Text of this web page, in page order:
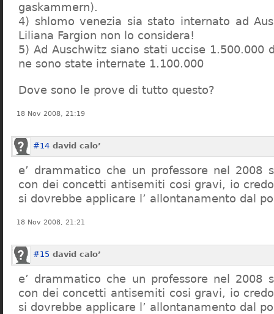
gaskammern).
4) shlomo venezia sia stato internato ad
Liliana Fargion non lo considera!
5) Ad Auschwitz siano stati uccise 1.500.000
ne sono state internate 1.100.000
Dove sono le prove di tutto questo?
18 Nov 2008, 21:19
#14 david calo’
e’ drammatico che un professore nel 2008
con dei concetti antisemiti cosi gravi, io
si dovrebbe applicare l’ allontanamento dal
18 Nov 2008, 21:21
#15 david calo’
e’ drammatico che un professore nel 2008
con dei concetti antisemiti cosi gravi, io
si dovrebbe applicare l’ allontanamento dal